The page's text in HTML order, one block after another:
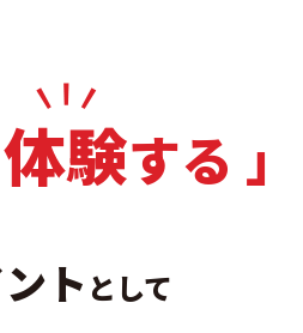
体験する 」
ト として